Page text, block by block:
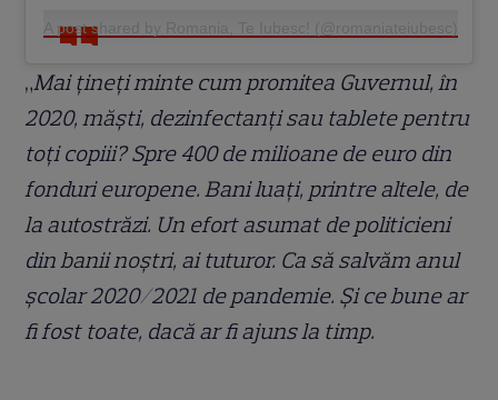
A post shared by Romania, Te Iubesc! (@romaniateiubesc)
„Mai țineți minte cum promitea Guvernul, în
2020, măști, dezinfectanți sau tablete pentru
toți copiii? Spre 400 de milioane de euro din
fonduri europene. Bani luați, printre altele, de
la autostrăzi. Un efort asumat de politicieni
din banii noștri, ai tuturor. Ca să salvăm anul
școlar 2020/2021 de pandemie. Și ce bune ar
fi fost toate, dacă ar fi ajuns la timp.